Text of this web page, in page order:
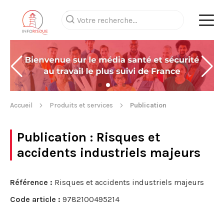
Accueil Produits et services Publication
Publication : Risques et
accidents industriels majeurs
Référence : Risques et accidents industriels majeurs
Code article : 9782100495214